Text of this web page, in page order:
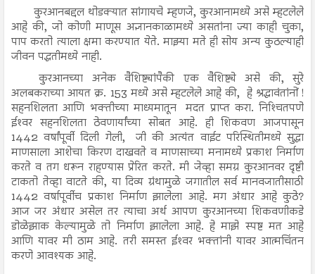
कुरआनबद्दल थोडक्यात सांगायचे म्हणजे, कुरआनामध्ये असे म्हटलेले
आहे की, जो कोणी माणूस अज्ञानकाळामध्ये असतांना ज्या काही चुका,
पाप करतो त्याला क्षमा करण्यात येते. माझ्या मते ही सोय अन्य कुठल्याही
जीवन पद्धतीमध्ये नाही.
कुरआनच्या अनेक वैशिष्ट्यांपैकी एक वैशिष्ट्ये असे की, सुरे
अलबकराच्या आयत क्र. 153 मध्ये असे म्हटलेले आहे की, हे श्रद्धावंतांनों !
सहनशिलता आणि भक्तीच्या माध्यमातून मदत प्राप्त करा. निश्‍चितपणे
ईश्‍वर सहनशिलता ठेवणार्यांच्या सोबत आहे. ही शिकवण आजपासून
1442 वर्षांपूर्वी दिली गेली, जी की अत्यंत वाईट परिस्थितीमध्ये सुद्धा
माणसाला आशेचा किरण दाखवते व माणसाच्या मनामध्ये प्रकाश निर्माण
करते व तग धरून राहण्यास प्रेरित करते. मी जेव्हा समग्र कुरआनवर दृष्टी
टाकतो तेव्हा वाटते की, या दिव्य ग्रंथामुळे जगातील सर्व मानवजातीसाठी
1442 वर्षापूर्वीच प्रकाश निर्माण झालेला आहे. मग अंधार आहे कुठे?
आज जर अंधार असेल तर त्याचा अर्थ आपण कुरआनच्या शिकवणीकडे
डोळेझाक केल्यामुळे तो निर्माण झालेला आहे. हे माझे स्पष्ट मत आहे
आणि यावर मी ठाम आहे. तरी समस्त ईश्‍वर भक्तांनी यावर आत्मचिंतन
करणे आवश्यक आहे.